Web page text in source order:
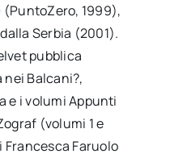
(PuntoZero, 1999),
Serbia (2001).
pubblica
nei Balcani?,
e i volumi Appunti
(volumi 1 e
Faruolo